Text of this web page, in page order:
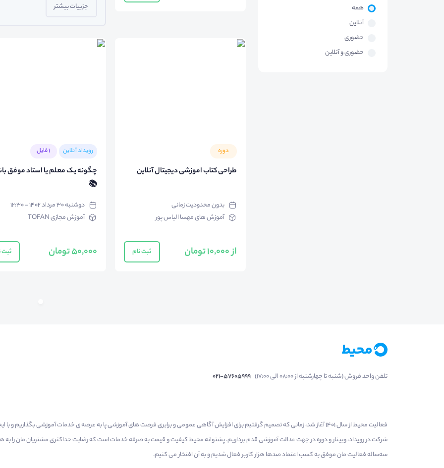
همه
آنلاین
حضوری
حضوری و آنلاین
جزییات بیشتر
دوره
طراحی کتاب اموزشی دیجیتال آنلاین
بدون محدودیت زمانی
آموزش های مهسا الیاس پور
از 10,000 تومان ثبت نام
رویداد آنلاین 1 فایل
چگونه یک معلم یا استاد موفق
📚
دوشنبه ۳۰ مرداد ۱۴۰۲ - ۱۲:۳۰
آموزش مجازی TOFAN
50,000 تومان ثبت
تلفن واحد فروش (شنبه تا چهارشنبه از 08:00 الی 17:00) 021-57605999
فعالیت محیط از سال 1401 آغاز شد، زمانی که تصمیم گرفتیم برای افزایش آگاهی عمومی و برابری فرصت های آموزشی پا به عرصه ی خدمات آموزشی بگذاریم و
شرکت در رویداد، وبینار و دوره در جهت عدالت آموزشی قدم برداریم. پشتوانه محیط کیفیت و قیمت به صرفه خدمات است که رضایت حداکثری مشتریان مان را به
سه‌ساله فعالیت مان موفق به کسب اعتماد صدها هزار کاربر فعال شدیم و به آن افتخار می‌ کنیم.